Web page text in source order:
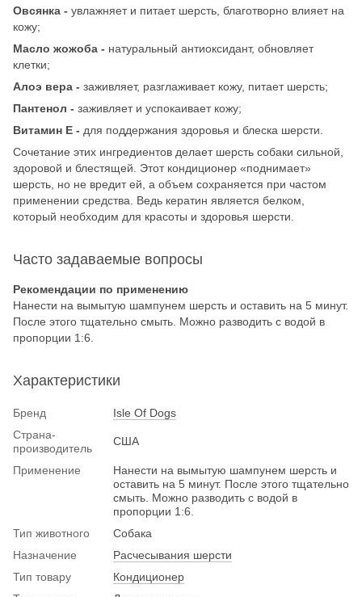
Овсянка - увлажняет и питает шерсть, благотворно влияет на
кожу;
Масло жожоба - натуральный антиоксидант, обновляет
клетки;
Алоэ вера - заживляет, разглаживает кожу, питает шерсть;
Пантенол - заживляет и успокаивает кожу;
Витамин Е - для поддержания здоровья и блеска шерсти.
Сочетание этих ингредиентов делает шерсть собаки сильной,
здоровой и блестящей. Этот кондиционер «поднимает»
шерсть, но не вредит ей, а объем сохраняется при частом
применении средства. Ведь кератин является белком,
который необходим для красоты и здоровья шерсти.
Часто задаваемые вопросы
Рекомендации по применению
Нанести на вымытую шампунем шерсть и оставить на 5 минут.
После этого тщательно смыть. Можно разводить с водой в
пропорции 1:6.
Характеристики
Бренд
Isle Of Dogs
Страна-
производитель
США
Применение
Нанести на вымытую шампунем шерсть и
оставить на 5 минут. После этого тщательно
смыть. Можно разводить с водой в
пропорции 1:6.
Тип животного
Собака
Назначение
Расчесывания шерсти
Тип товару
Кондиционер